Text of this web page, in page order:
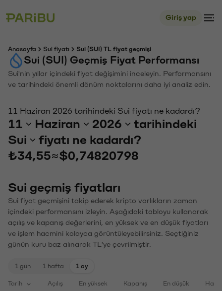
Giriş yap
Anasayfa Sui fiyatı Sui (SUI) TL fiyat geçmişi
Sui (SUI) Geçmiş Fiyat Performansı
Sui'nin yıllar içindeki fiyat değişimini inceleyin. Performansını
ve tarihindeki önemli dönüm noktalarını daha iyi analiz edin.
11 Haziran 2026 tarihindeki Sui fiyatı ne kadardı?
11 Haziran 2026
tarihindeki
Sui
fiyatı ne kadardı?
₺34,55≈$0,74820798
Sui geçmiş fiyatları
Sui fiyat geçmişini takip ederek kripto varlıkların zaman
içindeki performansını izleyin. Aşağıdaki tabloyu kullanarak
açılış ve kapanış değerlerini, en yüksek ve en düşük fiyatları
ve işlem hacmini kolayca görüntüleyebilirsiniz. Seçtiğiniz
günün kuru baz alınarak TL'ye çevrilmiştir.
1 gün 1 hafta 1 ay
Tarih Açılış En yüksek Kapanış En düşük